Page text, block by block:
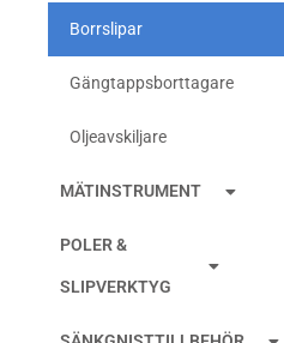
Borrslipar
Gängtappsborttagare
Oljeavskiljare
MÄTINSTRUMENT
POLER &
SLIPVERKTYG